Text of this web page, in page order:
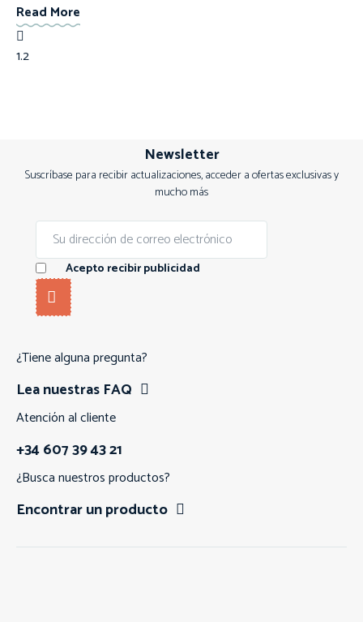
Read More
Newsletter
Suscríbase para recibir actualizaciones, acceder a ofertas exclusivas y
mucho más
Acepto recibir publicidad
¿Tiene alguna pregunta?
Lea nuestras FAQ
Atención al cliente
+34 607 39 43 21
¿Busca nuestros productos?
Encontrar un producto